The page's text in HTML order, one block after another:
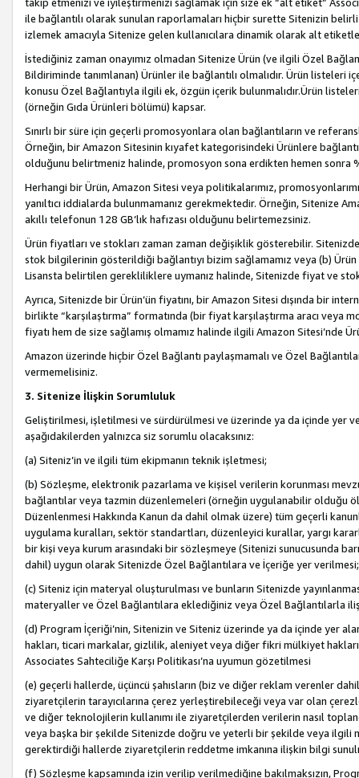
ile bağlantılı olarak sunulan raporlamaları hiçbir surette Sitenizin belirli
izlemek amacıyla Sitenize gelen kullanıcılara dinamik olarak alt
İstediğiniz zaman onayımız olmadan Sitenize Ürün (ve ilgili Özel
Bildiriminde tanımlanan) Ürünler ile bağlantılı olmalıdır. Ürün listeleri
konusu Özel Bağlantıyla ilgili ek, özgün içerik bulunmalıdır.Ürün
(örneğin Gıda Ürünleri bölümü) kapsar.
Sınırlı bir süre için geçerli promosyonlara olan bağlantıların ve
Örneğin, bir Amazon Sitesinin kıyafet kategorisindeki Ürünlere
olduğunu belirtmeniz halinde, promosyon sona erdikten hemen sonra
Herhangi bir Ürün, Amazon Sitesi veya politikalarımız,
yanıltıcı iddialarda bulunmamanız gerekmektedir. Örneğin, Sitenize
akıllı telefonun 128 GB’lık hafızası olduğunu belirtemezsiniz.
Ürün fiyatları ve stokları zaman zaman değişiklik gösterebilir.
stok bilgilerinin gösterildiği bağlantıyı bizim sağlamamız veya (b)
Lisansta belirtilen gerekliliklere uymanız halinde, Sitenizde fiyat ve
Ayrıca, Sitenizde bir Ürün’ün fiyatını, bir Amazon Sitesi dışında bir
birlikte “karşılaştırma” formatında (bir fiyat karşılaştırma aracı veya
fiyatı hem de size sağlamış olmamız halinde ilgili Amazon Sitesi’nde
Amazon üzerinde hiçbir Özel Bağlantı paylaşmamalı ve Özel
vermemelisiniz.
3. Sitenize İlişkin Sorumluluk
Geliştirilmesi, işletilmesi ve sürdürülmesi ve üzerinde ya da içinde yer
aşağıdakilerden yalnızca siz sorumlu olacaksınız:
(a) Siteniz’in ve ilgili tüm ekipmanın teknik işletmesi;
(b) Sözleşme, elektronik pazarlama ve kişisel verilerin korunması
bağlantılar veya tazmin düzenlemeleri (örneğin uygulanabilir olduğu
Düzenlenmesi Hakkında Kanun da dahil olmak üzere) tüm geçerli
uygulama kuralları, sektör standartları, düzenleyici kurallar, yargı
bir kişi veya kurum arasındaki bir sözleşmeye (Sitenizi sunucusunda
dahil) uygun olarak Sitenizde Özel Bağlantılara ve İçeriğe yer verilmesi;
(c) Siteniz için materyal oluşturulması ve bunların Sitenizde
materyaller ve Özel Bağlantılara eklediğiniz veya Özel Bağlantılarla
(d) Program İçeriği’nin, Sitenizin ve Siteniz üzerinde ya da içinde yer
hakları, ticari markalar, gizlilik, aleniyet veya diğer fikri mülkiyet
Associates Sahteciliğe Karşı Politikası’na uyumun gözetilmesi
(e) geçerli hallerde, üçüncü şahısların (biz ve diğer reklam verenler
ziyaretçilerin tarayıcılarına çerez yerleştirebileceği veya var olan
ve diğer teknolojilerin kullanımı ile ziyaretçilerden verilerin nasıl
veya başka bir şekilde Sitenizde doğru ve yeterli bir şekilde veya ilgili
gerektirdiği hallerde ziyaretçilerin reddetme imkanına ilişkin bilgi
(f) Sözleşme kapsamında izin verilip verilmediğine bakılmaksızın,